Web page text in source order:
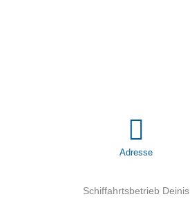
Adresse
Schiffahrtsbetrieb Deinis